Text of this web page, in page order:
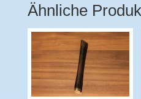
Ähnliche